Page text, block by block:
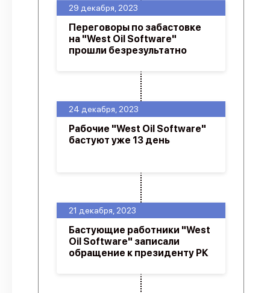
21 декабря, 2023
Бастующие работники "West
Oil Software" записали
обращение к президенту РК
24 декабря, 2023
Рабочие "West Oil Software"
бастуют уже 13 день
29 декабря, 2023
Переговоры по забастовке
на "West Oil Software"
прошли безрезультатно